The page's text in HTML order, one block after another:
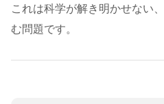
これは科学が解き明かせない、
む問題です。